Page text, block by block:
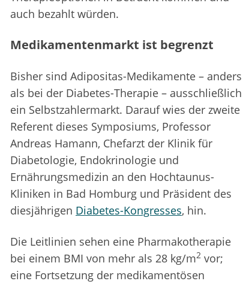
auch bezahlt würden.
Medikamentenmarkt ist begrenzt
Bisher sind Adipositas-Medikamente – anders
als bei der Diabetes-Therapie – ausschließlich
ein Selbstzahlermarkt. Darauf wies der zweite
Referent dieses Symposiums, Professor
Andreas Hamann, Chefarzt der Klinik für
Diabetologie, Endokrinologie und
Ernährungsmedizin an den Hochtaunus-
Kliniken in Bad Homburg und Präsident des
diesjährigen Diabetes-Kongresses, hin.
Die Leitlinien sehen eine Pharmakotherapie
bei einem BMI von mehr als 28 kg/m2 vor;
eine Fortsetzung der medikamentösen